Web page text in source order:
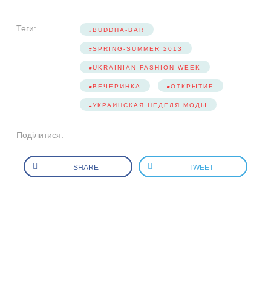
Теги: BUDDHA-BAR
SPRING-SUMMER 2013
UKRAINIAN FASHION WEEK
ВЕЧЕРИНКА ОТКРЫТИЕ
УКРАИНСКАЯ НЕДЕЛЯ МОДЫ
Поділитися:
SHARE TWEET